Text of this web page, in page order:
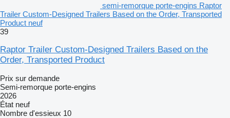
semi-remorque porte-engins Raptor
Trailer Custom-Designed Trailers Based on the Order, Transported
Product neuf
39
Raptor Trailer Custom-Designed Trailers Based on the
Order, Transported Product
Prix sur demande
Semi-remorque porte-engins
2026
État neuf
Nombre d'essieux 10